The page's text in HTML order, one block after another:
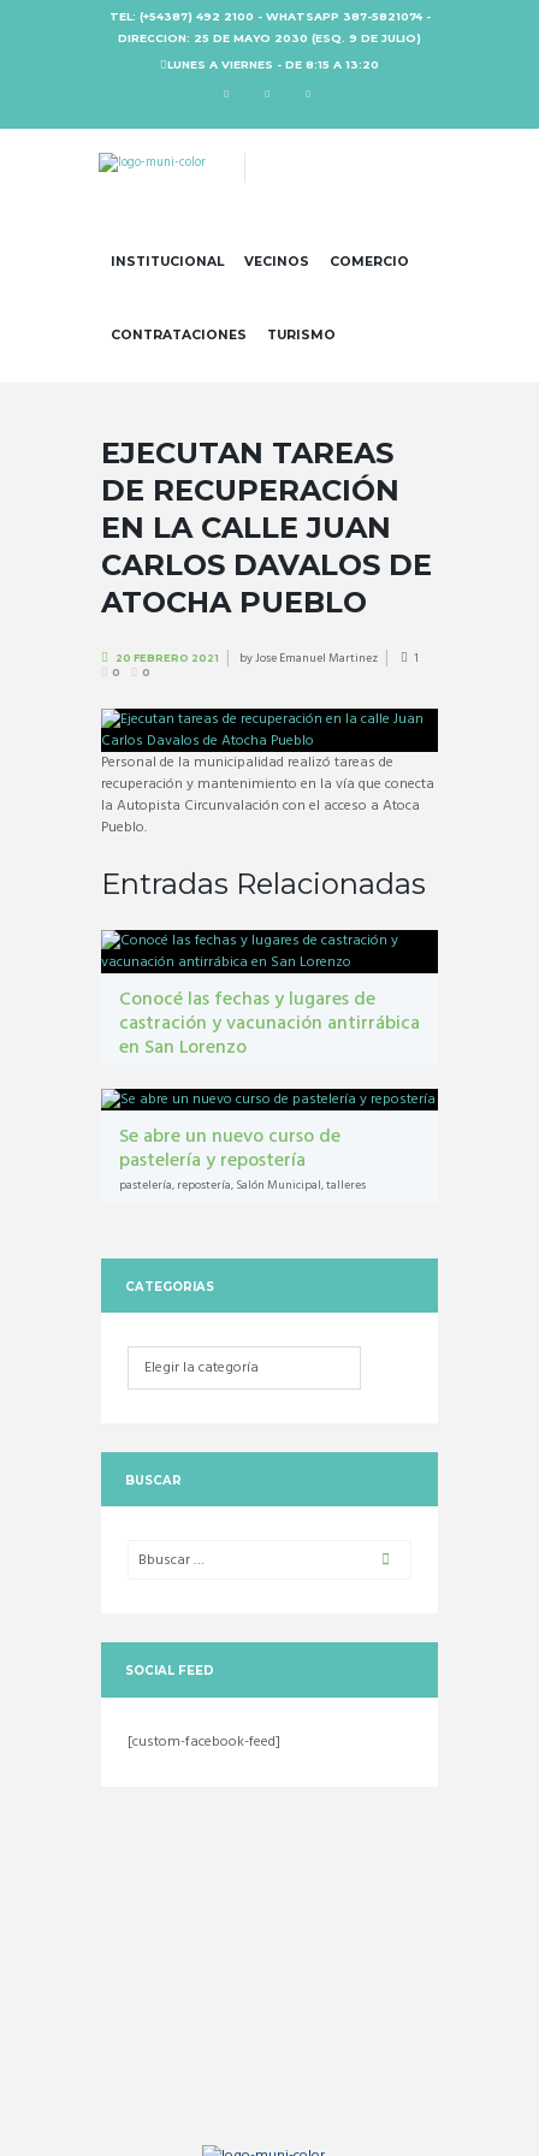
TEL: (+54387) 492 2100 - WHATSAPP 387-5821074 -
DIRECCION: 25 DE MAYO 2030 (ESQ. 9 DE JULIO)
LUNES A VIERNES - DE 8:15 A 13:20
INSTITUCIONAL VECINOS COMERCIO
CONTRATACIONES TURISMO
EJECUTAN TAREAS
DE RECUPERACIÓN
EN LA CALLE JUAN
CARLOS DAVALOS DE
ATOCHA PUEBLO
20 FEBRERO 2021 byJose Emanuel Martinez 1
0 0
Personal de la municipalidad realizó tareas de
recuperación y mantenimiento en la vía que conecta
la Autopista Circunvalación con el acceso a Atoca
Pueblo.
Entradas Relacionadas
Conocé las fechas y lugares de
castración y vacunación antirrábica
en San Lorenzo
Se abre un nuevo curso de
pastelería y repostería
pastelería,repostería,Salón Municipal,talleres
CATEGORIAS
Categorias
BUSCAR
SOCIAL FEED
[custom-facebook-feed]